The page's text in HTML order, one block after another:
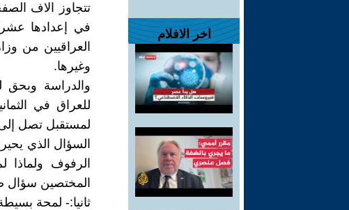
اخر الافلام
تتجاوز الاف
في إعدادها
العراقيين من
وغيرها.
والدراسة وبحق
لمستقبل تصل إلى 2010 وما
المختصين سؤال
ثانيا:- لمحة